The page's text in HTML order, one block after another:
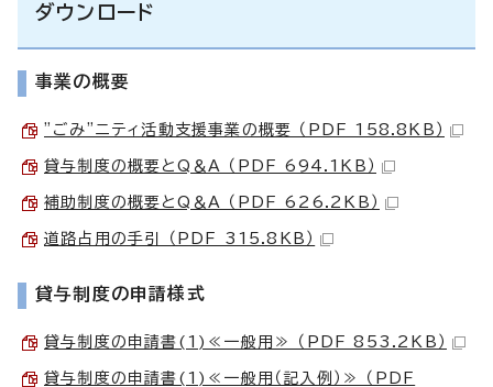
ダウンロード
事業の概要
”ごみ”ニティ活動支援事業の概要 （PDF 158.8KB）
貸与制度の概要とQ＆A （PDF 694.1KB）
補助制度の概要とQ＆A （PDF 626.2KB）
道路占用の手引 （PDF 315.8KB）
貸与制度の申請様式
貸与制度の申請書(1)≪一般用≫ （PDF 853.2KB）
貸与制度の申請書(1)≪一般用（記入例）≫ （PDF